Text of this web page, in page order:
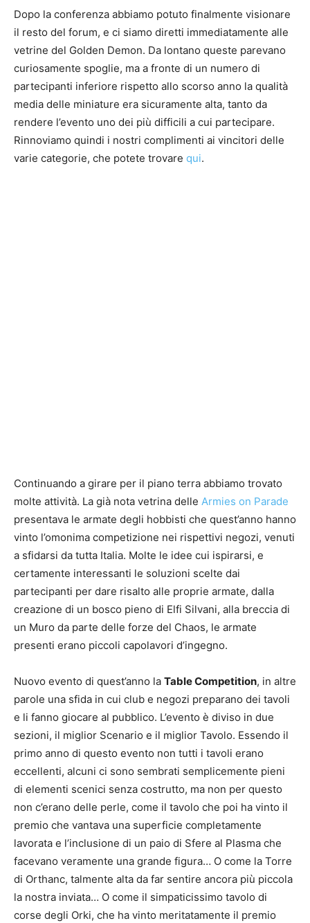
Dopo la conferenza abbiamo potuto finalmente visionare
il resto del forum, e ci siamo diretti immediatamente alle
vetrine del Golden Demon. Da lontano queste parevano
curiosamente spoglie, ma a fronte di un numero di
partecipanti inferiore rispetto allo scorso anno la qualità
media delle miniature era sicuramente alta, tanto da
rendere l’evento uno dei più difficili a cui partecipare.
Rinnoviamo quindi i nostri complimenti ai vincitori delle
varie categorie, che potete trovare qui.
Continuando a girare per il piano terra abbiamo trovato
molte attività. La già nota vetrina delle Armies on Parade
presentava le armate degli hobbisti che quest’anno hanno
vinto l’omonima competizione nei rispettivi negozi, venuti
a sfidarsi da tutta Italia. Molte le idee cui ispirarsi, e
certamente interessanti le soluzioni scelte dai
partecipanti per dare risalto alle proprie armate, dalla
creazione di un bosco pieno di Elfi Silvani, alla breccia di
un Muro da parte delle forze del Chaos, le armate
presenti erano piccoli capolavori d’ingegno.
Nuovo evento di quest’anno la Table Competition, in altre
parole una sfida in cui club e negozi preparano dei tavoli
e li fanno giocare al pubblico. L’evento è diviso in due
sezioni, il miglior Scenario e il miglior Tavolo. Essendo il
primo anno di questo evento non tutti i tavoli erano
eccellenti, alcuni ci sono sembrati semplicemente pieni
di elementi scenici senza costrutto, ma non per questo
non c’erano delle perle, come il tavolo che poi ha vinto il
premio che vantava una superficie completamente
lavorata e l’inclusione di un paio di Sfere al Plasma che
facevano veramente una grande figura… O come la Torre
di Orthanc, talmente alta da far sentire ancora più piccola
la nostra inviata… O come il simpaticissimo tavolo di
corse degli Orki, che ha vinto meritatamente il premio